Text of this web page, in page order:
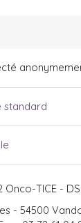
standard
TICE -
- 54500